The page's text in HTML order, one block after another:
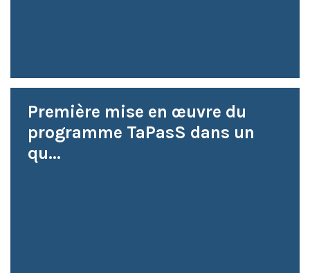
Première mise en œuvre du
programme TaPasS dans un
qu...